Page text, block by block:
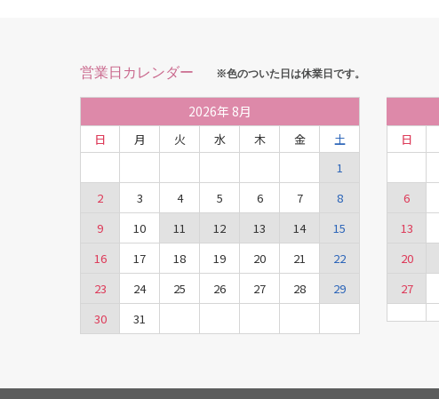
営業日カレンダー ※色のついた日は休業日です。
2026年 8月
日 月 火 水 木 金
土
1
2
3 4 5 6 7
8
9
10 11 12 13 14
15
16
17 18 19 20 21
22
23
24 25 26 27 28
29
30
31
日
6
13
20
27